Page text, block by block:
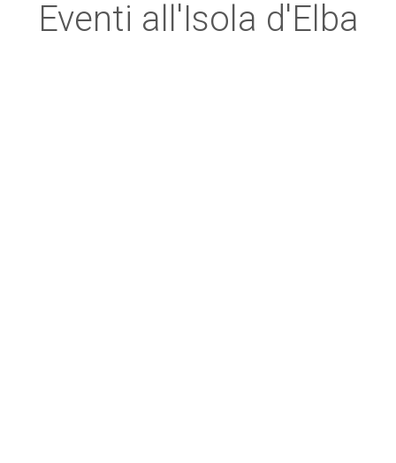
NED
Eventi all'Isola d'Elba